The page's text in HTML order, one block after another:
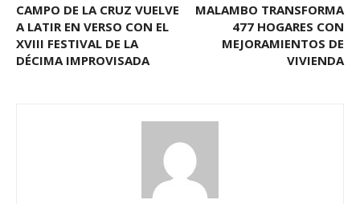
CAMPO DE LA CRUZ VUELVE
A LATIR EN VERSO CON EL
XVIII FESTIVAL DE LA
DÉCIMA IMPROVISADA
MALAMBO TRANSFORMA
477 HOGARES CON
MEJORAMIENTOS DE
VIVIENDA